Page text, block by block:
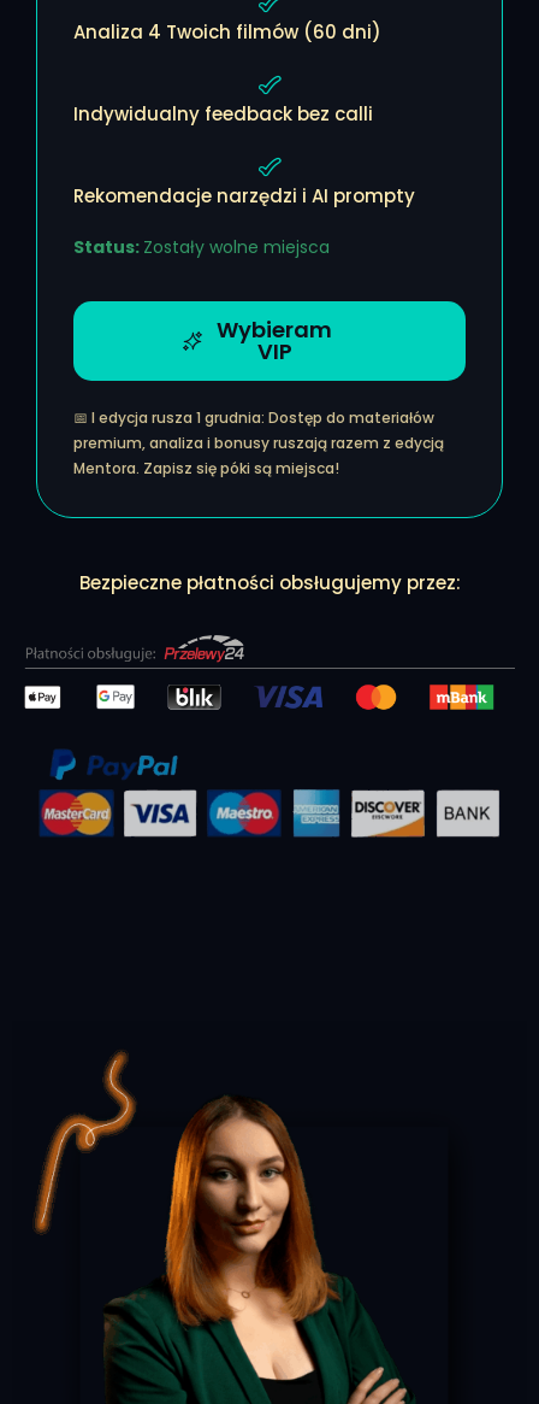
Analiza 4 Twoich filmów (60 dni)
Indywidualny feedback bez calli
Rekomendacje narzędzi i AI prompty
Status: Zostały wolne miejsca
Wybieram
VIP
📅 I edycja rusza 1 grudnia: Dostęp do materiałów
premium, analiza i bonusy ruszają razem z edycją
Mentora. Zapisz się póki są miejsca!
Bezpieczne płatności obsługujemy przez: